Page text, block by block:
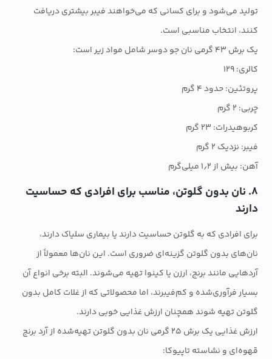
تولید می‌شود و برای کسانی که می‌خواهند فیبر بیشتری دریافت
کنند، انتخاب مناسبی است.
یک برش ۴۳ گرمی نان جو دوسر شامل مواد زیر است:
کالری: ۱۲۹
پروتئین: حدود ۴ گرم
چربی: ۲ گرم
کربوهیدرات: ۲۳ گرم
فیبر: نزدیک ۲ گرم
آهن: بیش از ۱٫۲ میلی‌گرم
۸. نان بدون گلوتن، مناسب برای افرادی که حساسیت
دارند
برای افرادی که به گلوتن حساسیت دارند یا بیماری سلیاک دارند،
نان‌های بدون گلوتن گزینه‌ای ضروری است. این نان‌ها معمولاً از
آردهایی مانند برنج، ارزن یا کینوا تهیه می‌شوند. البته برخی انواع آن
بسیار فرآوری‌شده و کم‌فیبرند، اما محصولاتی که از غلات کامل بدون
گلوتن تهیه شوند همچنان ارزش غذایی خوبی دارند.
ارزش غذایی یک برش ۲۵ گرمی نان بدون گلوتن تهیه‌شده از آرد برنج
قهوه‌ای و نشاسته تاپیوکا: